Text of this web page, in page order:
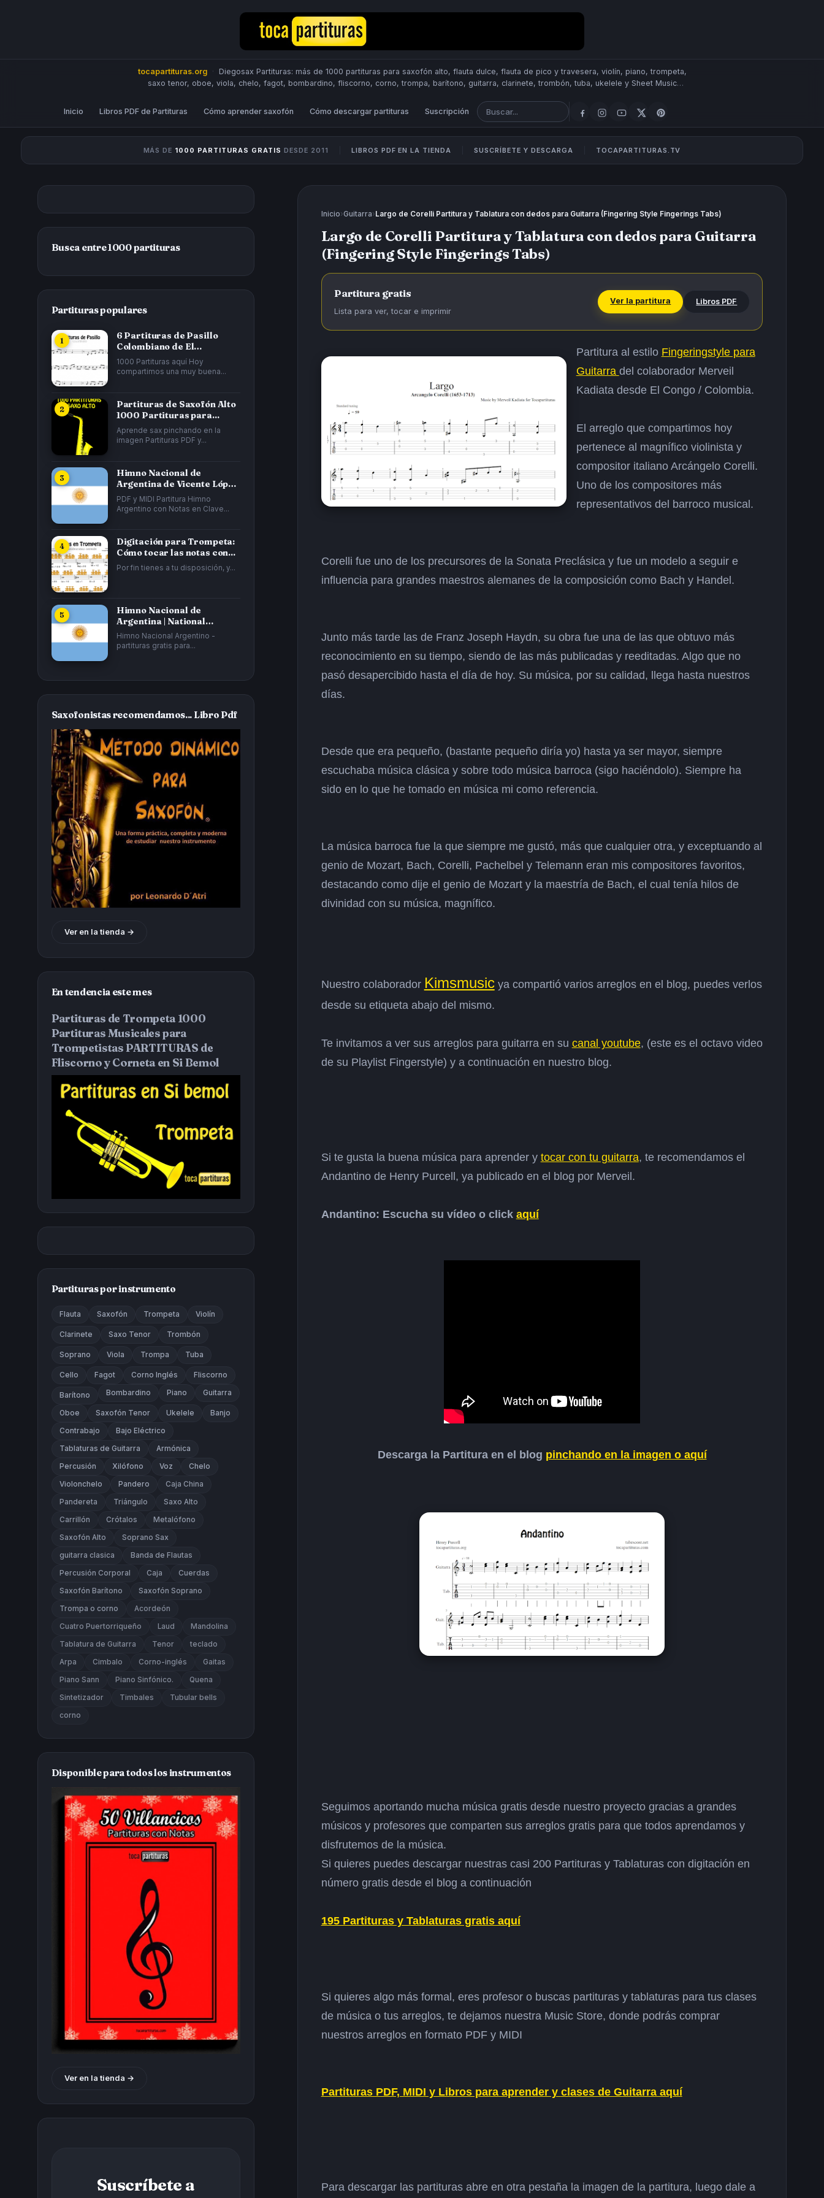
tocapartituras.org ·
Diegosax Partituras: más de 1000 partituras para saxofón alto, flauta dulce, flauta de pico y travesera, violín, piano, trompeta,
saxo tenor, oboe, viola, chelo, fagot, bombardino, fliscorno, corno, trompa, barítono, guitarra, clarinete, trombón, tuba, ukelele y Sheet Music
Inicio Libros PDF de Partituras Cómo aprender saxofón Cómo descargar partituras Suscripción
MÁS DE 1000 PARTITURAS GRATIS DESDE 2011 LIBROS PDF EN LA TIENDA SUSCRÍBETE Y DESCARGA TOCAPARTITURAS.TV
Inicio›Guitarra› Largo de Corelli Partitura y Tablatura con dedos para Guitarra (Fingering Style Fingerings Tabs)
Largo de Corelli Partitura y Tablatura con dedos para Guitarra
(Fingering Style Fingerings Tabs)
Partitura gratis
Lista para ver, tocar e imprimir
Ver la partitura Libros PDF
Partitura al estilo Fingeringstyle para
Guitarra del colaborador Merveil
Kadiata desde El Congo / Colombia.
El arreglo que compartimos hoy
pertenece al magnífico violinista y
compositor italiano Arcángelo Corelli.
Uno de los compositores más
representativos del barroco musical.
Corelli fue uno de los precursores de la Sonata Preclásica y fue un modelo a seguir e
influencia para grandes maestros alemanes de la composición como Bach y Handel.
Junto más tarde las de Franz Joseph Haydn, su obra fue una de las que obtuvo más
reconocimiento en su tiempo, siendo de las más publicadas y reeditadas. Algo que no
pasó desapercibido hasta el día de hoy. Su música, por su calidad, llega hasta nuestros
días.
Desde que era pequeño, (bastante pequeño diría yo) hasta ya ser mayor, siempre
escuchaba música clásica y sobre todo música barroca (sigo haciéndolo). Siempre ha
sido en lo que he tomado en música mi como referencia.
La música barroca fue la que siempre me gustó, más que cualquier otra, y exceptuando al
genio de Mozart, Bach, Corelli, Pachelbel y Telemann eran mis compositores favoritos,
destacando como dije el genio de Mozart y la maestría de Bach, el cual tenía hilos de
divinidad con su música, magnífico.
Nuestro colaborador Kimsmusicya compartió varios arreglos en el blog, puedes verlos
desde su etiqueta abajo del mismo.
Te invitamos a ver sus arreglos para guitarra en su canal youtube, (este es el octavo video
de su Playlist Fingerstyle) y a continuación en nuestro blog.
Si te gusta la buena música para aprender y tocar con tu guitarra, te recomendamos el
Andantino de Henry Purcell, ya publicado en el blog por Merveil.
Andantino: Escucha su vídeo o click aquí
Descarga la Partitura en el blog pinchando en la imagen o aquí
Seguimos aportando mucha música gratis desde nuestro proyecto gracias a grandes
músicos y profesores que comparten sus arreglos gratis para que todos aprendamos y
disfrutemos de la música.
Si quieres puedes descargar nuestras casi 200 Partituras y Tablaturas con digitación en
número gratis desde el blog a continuación
195 Partituras y Tablaturas gratis aquí
Si quieres algo más formal, eres profesor o buscas partituras y tablaturas para tus clases
de música o tus arreglos, te dejamos nuestra Music Store, donde podrás comprar
nuestros arreglos en formato PDF y MIDI
Partituras PDF, MIDI y Libros para aprender y clases de Guitarra aquí
Para descargar las partituras abre en otra pestaña la imagen de la partitura, luego dale a
Busca entre 1000 partituras
Partituras populares
6 Partituras de Pasillo
Colombiano de El
Cucarrón, La Gata...
1000 Partituras aquí Hoy
compartimos una muy buena...
Partituras de Saxofón Alto
1000 Partituras para...
Aprende sax pinchando en la
imagen Partituras PDF y...
Himno Nacional de
Argentina de Vicente López
y Planes y...
PDF y MIDI Partitura Himno
Argentino con Notas en Clave...
Digitación para Trompeta:
Cómo tocar las notas con...
Por fin tienes a tu disposición, y...
Himno Nacional de
Argentina | National
Anthem of Argentina...
Himno Nacional Argentino -
partituras gratis para...
Saxofonistas recomendamos... Libro Pdf
Ver en la tienda →
En tendencia este mes
Partituras de Trompeta 1000
Partituras Musicales para
Trompetistas PARTITURAS de
Fliscorno y Corneta en Si Bemol
Partituras por instrumento
Flauta Saxofón Trompeta Violín
Clarinete Saxo Tenor Trombón
Soprano Viola Trompa Tuba
Cello Fagot Corno Inglés Fliscorno
Barítono Bombardino Piano Guitarra
Oboe Saxofón Tenor Ukelele Banjo
Contrabajo Bajo Eléctrico
Tablaturas de Guitarra Armónica
Percusión Xilófono Voz Chelo
Violonchelo Pandero Caja China
Pandereta Triángulo Saxo Alto
Carrillón Crótalos Metalófono
Saxofón Alto Soprano Sax
guitarra clasica Banda de Flautas
Percusión Corporal Caja Cuerdas
Saxofón Barítono Saxofón Soprano
Trompa o corno Acordeón
Cuatro Puertorriqueño Laud Mandolina
Tablatura de Guitarra Tenor teclado
Arpa Cimbalo Corno-inglés Gaitas
Piano Sann Piano Sinfónico. Quena
Sintetizador Timbales Tubular bells
corno
Disponible para todos los instrumentos
Ver en la tienda →
Suscríbete a